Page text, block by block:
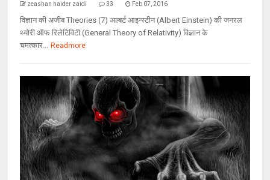
zeashan haider zaidi 33 Feb 07, 2016
विज्ञान की अजीब Theories (7) अल्‍बर्ट आइन्स्टीन (Albert Einstein) की जनरल
थ्योरी ऑफ रिलेटिविटी (General Theory of Relativity) विज्ञान के
चमत्कार... Readmore